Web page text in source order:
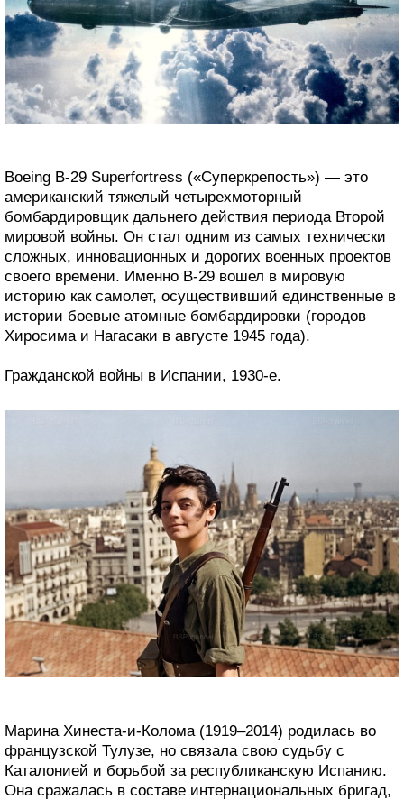
Boeing B-29 Superfortress («Суперкрепость») — это
американский тяжелый четырехмоторный
бомбардировщик дальнего действия периода Второй
мировой войны. Он стал одним из самых технически
сложных, инновационных и дорогих военных проектов
своего времени. Именно B-29 вошел в мировую
историю как самолет, осуществивший единственные в
истории боевые атомные бомбардировки (городов
Хиросима и Нагасаки в августе 1945 года).
Гражданской войны в Испании, 1930-е.
Марина Хинеста-и-Колома (1919–2014) родилась во
французской Тулузе, но связала свою судьбу с
Каталонией и борьбой за республиканскую Испанию.
Она сражалась в составе интернациональных бригад,